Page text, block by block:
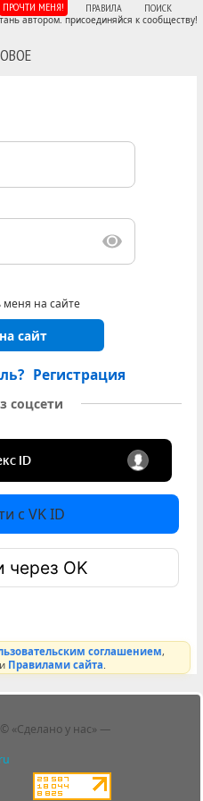
ПРОЧТИ МЕНЯ! ПРАВИЛА ПОИСК
автором. присоединяйся к сообществу!
на сайте
сайт
Регистрация
соцсети
с VK ID
через OK
соглашением,
и Правилами сайта
«Сделано у нас» —